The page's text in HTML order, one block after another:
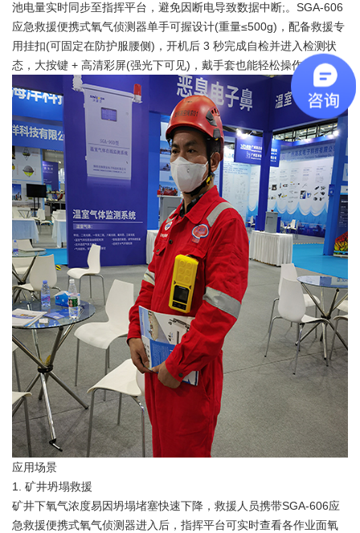
池电量实时同步至指挥平台，避免因断电导致数据中断;。SGA-606
应急救援便携式氧气侦测器单手可握设计(重量≤500g)，配备救援专
用挂扣(可固定在防护服腰侧)，开机后 3 秒完成自检并进入检测状
态，大按键 + 高清彩屏(强光下可见)，戴手套也能轻松操作。
应用场景
1. 矿井坍塌救援
矿井下氧气浓度易因坍塌堵塞快速下降，救援人员携带SGA-606应
急救援便携式氧气侦测器进入后，指挥平台可实时查看各作业面氧